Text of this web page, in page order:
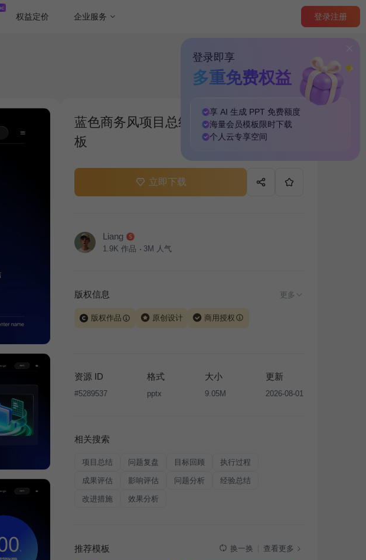
权益定价 企业服务 登录注册
登录即享
多重免费权益
享 AI 生成 PPT 免费额度
海量会员模板 限时下载
个人云专享空间
蓝色商务风项目总结与问题复盘PPT模
板
立即下载
Liang
1.9K 作品 3M 人气
版权信息 更多
版权作品 原创设计 商用授权
让、出售或出租，未经投权许可任何人不得擅自转载和分发，否则
将接照我国著作权法的相关规定承担相应法律责任。
资源 ID
#5289537
格式
pptx
大小
9.05M
更新
2026-08-01
相关搜索
项目总结 问题复盘 目标回顾 执行过程
成果评估 影响评估 问题分析 经验总结
改进措施 效果分析
推荐模板 换一换 查看更多